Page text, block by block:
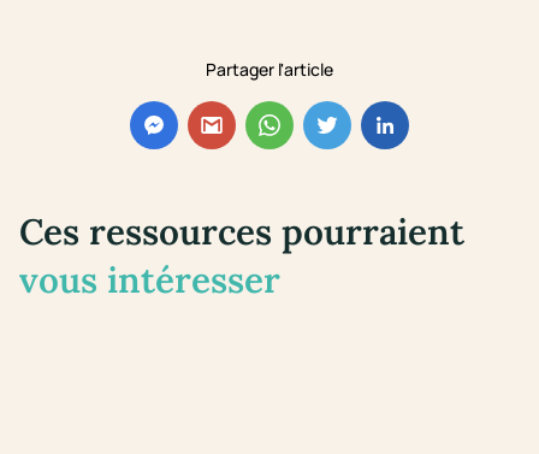
Partager l'article
Ces ressources pourraient
vous intéresser